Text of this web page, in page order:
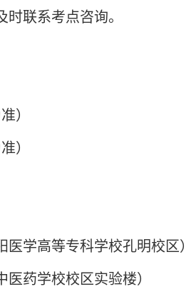
联系考点咨询。
）
）
学高等专科学校孔明校区）
药学校校区实验楼）